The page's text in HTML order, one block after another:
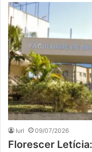
Iuri 09/07/2026
Florescer